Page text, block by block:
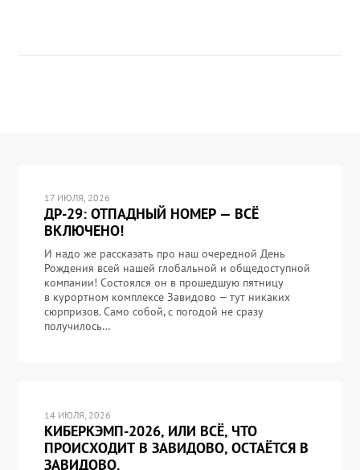
17 ИЮЛЯ, 2026
ДР-29: ОТПАДНЫЙ НОМЕР — ВСЁ
ВКЛЮЧЕНО!
И надо же рассказать про наш очередной День
Рождения всей нашей глобальной и общедоступной
компании! Состоялся он в прошедшую пятницу
в курортном комплексе Завидово — тут никаких
сюрпризов. Само собой, с погодой не сразу
получилось…
14 ИЮЛЯ, 2026
КИБЕРКЭМП-2026, ИЛИ ВСЁ, ЧТО
ПРОИСХОДИТ В ЗАВИДОВО, ОСТАЁТСЯ В
ЗАВИДОВО.